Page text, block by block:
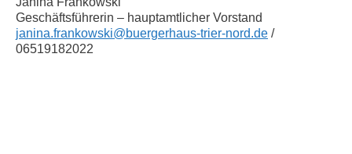
Geschäftsführerin – hauptamtlicher Vorstand
janina.frankowski@buergerhaus-trier-nord.de /
06519182022